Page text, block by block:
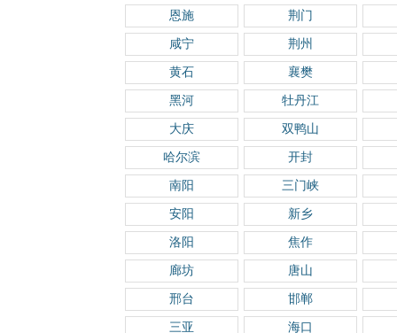
恩施 荆门
咸宁 荆州
黄石 襄樊
黑河 牡丹江
大庆 双鸭山
哈尔滨 开封
南阳 三门峡
安阳 新乡
洛阳 焦作
廊坊 唐山
邢台 邯郸
三亚 海口